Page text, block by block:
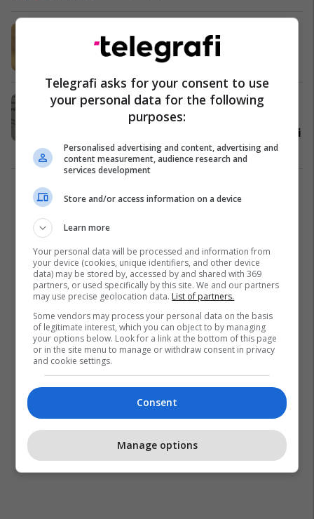
Histori 12/10/2020
Zhgënjimi ndaj Vatikanit dhe letra
që Skënderbeu ia dërgoi Papës:
Turqit po vijnë, ne nuk gjunjëzohemi
Histori 04/09/2020
2
Telegrafi asks for your consent to use
your personal data for the following
purposes:
Personalised advertising and content, advertising and
content measurement, audience research and
services development
Store and/or access information on a device
Learn more
Your personal data will be processed and information from
your device (cookies, unique identifiers, and other device
data) may be stored by, accessed by and shared with 369
partners, or used specifically by this site. We and our partners
may use precise geolocation data. List of partners.
Some vendors may process your personal data on the basis
of legitimate interest, which you can object to by managing
your options below. Look for a link at the bottom of this page
or in the site menu to manage or withdraw consent in privacy
and cookie settings.
Consent
Manage options